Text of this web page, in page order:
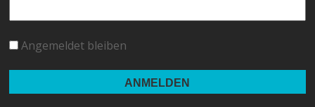
Angemeldet bleiben